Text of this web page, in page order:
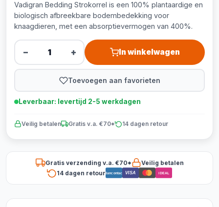
Vadigran Bedding Strokorrel is een 100% plantaardige en
biologisch afbreekbare bodembedekking voor
knaagdieren, met een absorptievermogen van 400%.
− + In winkelwagen
Toevoegen aan favorieten
Leverbaar: levertijd 2-5 werkdagen
Veilig betalen Gratis v.a. €70* 14 dagen retour
Gratis verzending v.a. €70*
Veilig betalen
14 dagen retourBancontact VISA iDEAL